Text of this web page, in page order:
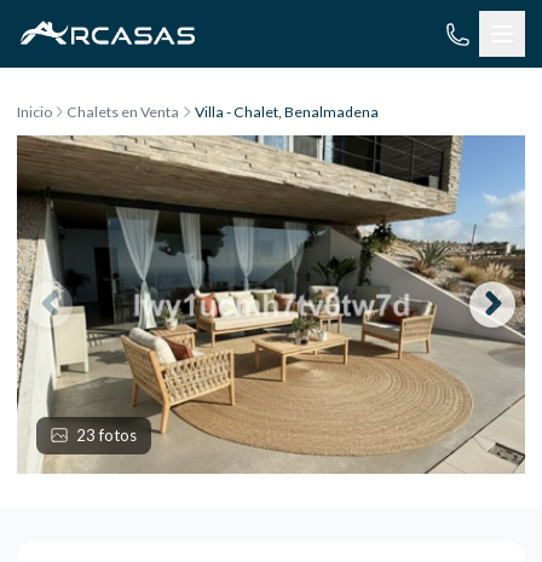
Inicio Chalets en Venta Villa - Chalet, Benalmadena
23 fotos